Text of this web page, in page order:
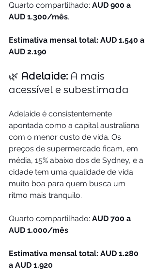
Quarto compartilhado: AUD 900 a
AUD 1.300/mês.
Estimativa mensal total: AUD 1.540 a
AUD 2.190
🌿 Adelaide: A mais
acessível e subestimada
Adelaide é consistentemente
apontada como a capital australiana
com o menor custo de vida. Os
preços de supermercado ficam, em
média, 15% abaixo dos de Sydney, e a
cidade tem uma qualidade de vida
muito boa para quem busca um
ritmo mais tranquilo.
Quarto compartilhado: AUD 700 a
AUD 1.000/mês.
Estimativa mensal total: AUD 1.280
a AUD 1.920